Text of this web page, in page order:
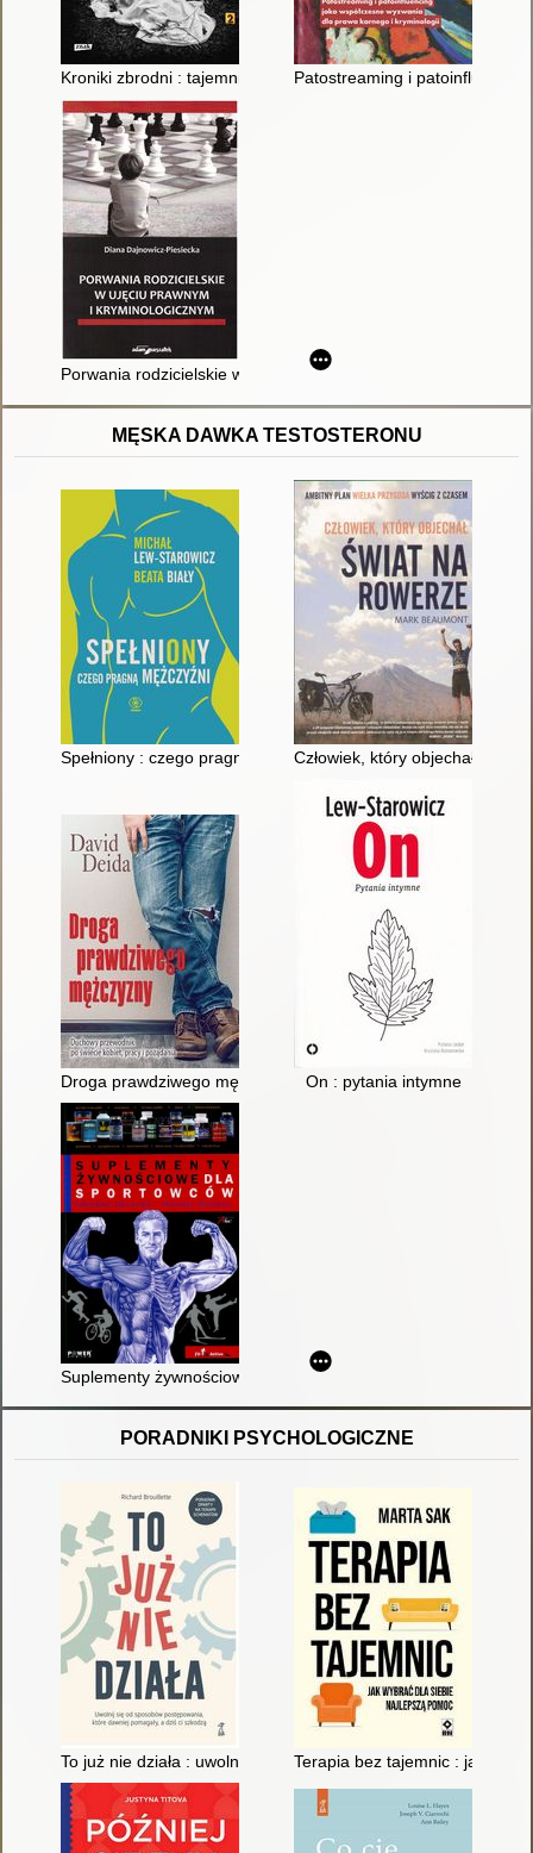
Kroniki zbrodni : tajemnicze zaginięcia, seryjni mordercy,
Patostreaming i
Porwania rodzicielskie w ujęciu prawnym i kryminologicznym
MĘSKA DAWKA TESTOSTERONU
Spełniony : czego pragną mężczyźniCzłowiek, który objechał świat
Droga prawdziwego mężczyzny : duchowy przewodnik po
On : pytania intymne
Suplementy żywnościowe dla sportowców
PORADNIKI PSYCHOLOGICZNE
To już nie działa : uwolnij się od sposobów postępowania
Terapia bez tajemnic : jak